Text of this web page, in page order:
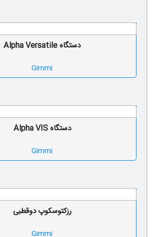
دستگاه Alpha Versatile
Gimmi
دستگاه Alpha VIS
Gimmi
رزكتوسكوپ دوقطبی
Gimmi